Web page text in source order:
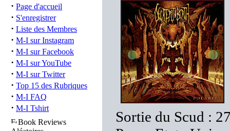
· Page d'accueil
· S'enregistrer
· Liste des Membres
· M-I sur Instagram
· M-I sur Facebook
· M-I sur YouTube
· M-I sur Twitter
· Top 15 des Rubriques
· M-I FAQ
· M-I Tshirt
Book Reviews
Sortie du Scud :